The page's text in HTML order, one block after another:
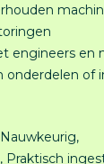
engineers en
onderdelen of
Praktisch